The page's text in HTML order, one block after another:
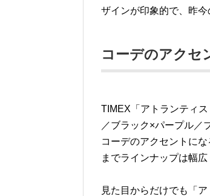
ザインが印象的で、昨今
コーデのアクセ
TIMEX「アトランティ
／ブラック×パープル／
コーデのアクセントに
までラインナップは幅
見た目からだけでも「